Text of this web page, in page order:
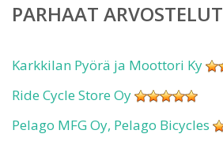
PARHAAT ARVOSTELUT
Karkkilan Pyörä ja Moottori Ky
Ride Cycle Store Oy
Pelago MFG Oy, Pelago Bicycles